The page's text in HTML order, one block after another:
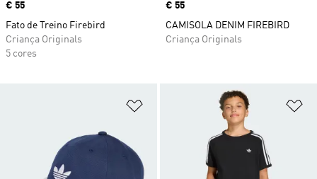
Price
€ 55
Fato de Treino Firebird
Criança Originals
5 cores
Price
€ 55
CAMISOLA DENIM FIREBIRD
Criança Originals
Adicionar à Lista de Desejos